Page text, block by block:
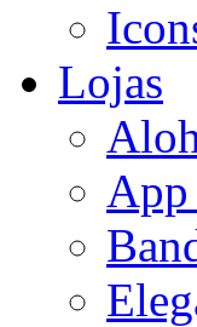
Lojas
App